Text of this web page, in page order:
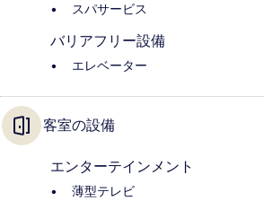
スパサービス
バリアフリー設備
エレベーター
客室の設備
エンターテインメント
薄型テレビ